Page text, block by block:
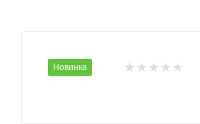
Новинка